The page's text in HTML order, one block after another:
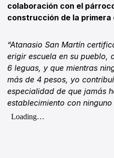
colaboración con el
construcción de la primera
“Atanasio San Martín
erigir escuela en su pueblo,
6 leguas, y que mientras
más de 4 pesos, yo
especialidad de que jamás
establecimiento con